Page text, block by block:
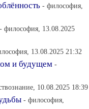
- философия,
- философия, 13.08.2025
13.08.2025 21:32
и будущем -
10.08.2025 18:39
- философия,